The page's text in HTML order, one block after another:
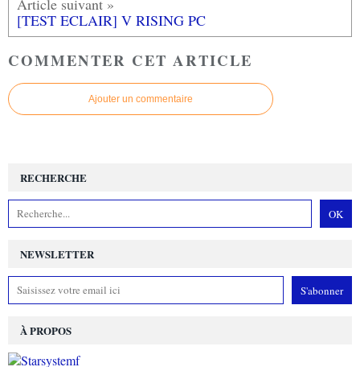
[TEST ECLAIR] V RISING PC
COMMENTER CET ARTICLE
Ajouter un commentaire
NEWSLETTER
RECHERCHE
À PROPOS